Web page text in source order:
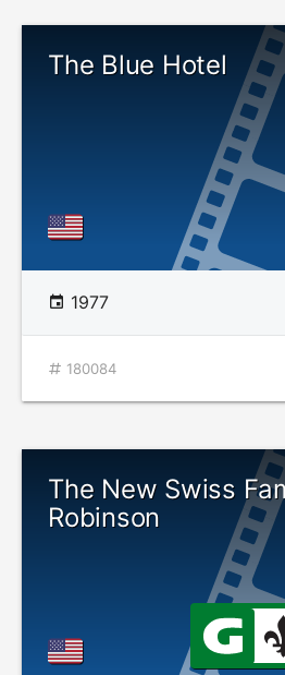
The Blue Hotel
1977
180084
The New Swiss
Robinson